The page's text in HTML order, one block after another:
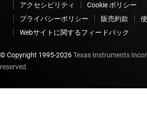
アクセシビリティ
Cookie ポリシー
プライバシーポリシー
販売約款
Webサイトに関するフィードバック
© Copyright 1995-2026Texas Instruments
reserved.